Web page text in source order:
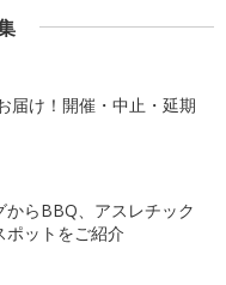
届け！開催・中止・延期
らBBQ、アスレチック
ポットをご紹介